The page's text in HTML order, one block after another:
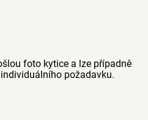
foto kytice a lze případně
požadavku.